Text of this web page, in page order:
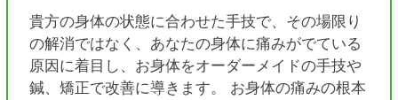
貴方の身体の状態に合わせた手技で、その場限り
の解消ではなく、あなたの身体に痛みがでている
原因に着目し、お身体をオーダーメイドの手技や
鍼、矯正で改善に導きます。 お身体の痛みの根本